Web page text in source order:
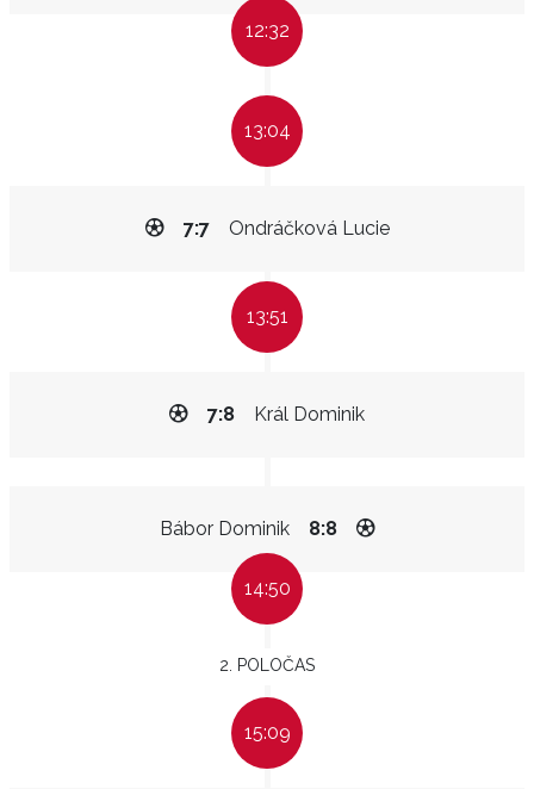
12:32
13:04
Ondráčková Lucie
7:7
13:51
Král Dominik
7:8
Bábor Dominik 8:8
14:50
2. POLOČAS
15:09